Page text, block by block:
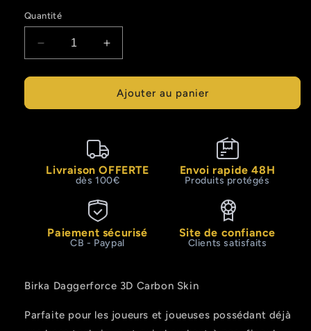
Quantité
Réduire
la
quantité
Birka
Skin
Augmenter
la
quantité
de
Birka
Carbon
Skin
Ajouter au panier
Livraison OFFERTE
dès 100€
Envoi rapide 48H
Produits protégés
Paiement sécurisé
CB - Paypal
Site de confiance
Clients satisfaits
Birka Daggerforce 3D Carbon Skin
Parfaite pour les joueurs et joueuses possédant déjà